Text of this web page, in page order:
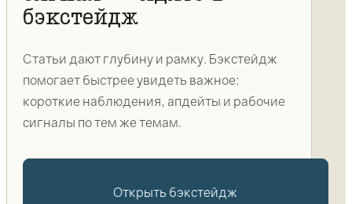
бэкстейдж
Статьи дают глубину и рамку. Бэкстейдж
помогает быстрее увидеть важное:
короткие наблюдения, апдейты и рабочие
сигналы по тем же темам.
Открыть бэкстейдж